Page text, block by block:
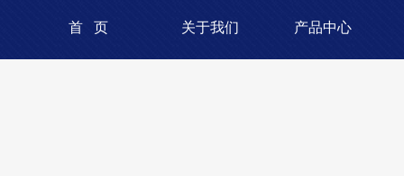
首 页 关于我们 产品中心